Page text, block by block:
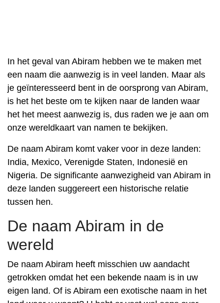
In het geval van Abiram hebben we te maken met
een naam die aanwezig is in veel landen. Maar als
je geïnteresseerd bent in de oorsprong van Abiram,
is het het beste om te kijken naar de landen waar
het het meest aanwezig is, dus raden we je aan om
onze wereldkaart van namen te bekijken.
De naam Abiram komt vaker voor in deze landen:
India, Mexico, Verenigde Staten, Indonesië en
Nigeria. De significante aanwezigheid van Abiram in
deze landen suggereert een historische relatie
tussen hen.
De naam Abiram in de
wereld
De naam Abiram heeft misschien uw aandacht
getrokken omdat het een bekende naam is in uw
eigen land. Of is Abiram een exotische naam in het